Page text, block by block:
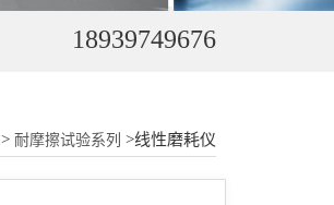
18939749676
>耐摩擦试验系列 >线性磨耗仪